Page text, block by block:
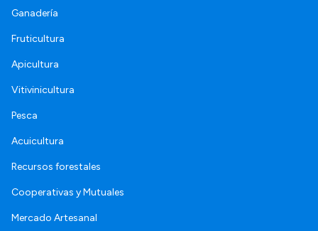
Ganadería
Fruticultura
Apicultura
Vitivinicultura
Pesca
Acuicultura
Recursos forestales
Cooperativas y Mutuales
Mercado Artesanal